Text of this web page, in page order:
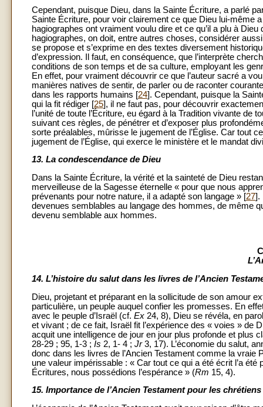
Cependant, puisque Dieu, dans la Sainte Écriture, a parlé
Sainte Écriture, pour voir clairement ce que Dieu lui-même
hagiographes ont vraiment voulu dire et ce qu’il a plu à
hagiographes, on doit, entre autres choses, considérer
se propose et s’exprime en des textes diversement
d’expression. Il faut, en conséquence, que l’interprète
conditions de son temps et de sa culture, employant les
En effet, pour vraiment découvrir ce que l’auteur sacré a
manières natives de sentir, de parler ou de raconter
dans les rapports humains [24]. Cependant, puisque la
qui la fit rédiger [25], il ne faut pas, pour découvrir
l’unité de toute l’Écriture, eu égard à la Tradition vivante de
suivant ces règles, de pénétrer et d’exposer plus
sorte préalables, mûrisse le jugement de l’Église. Car tout
jugement de l’Église, qui exerce le ministère et le mandat
13. La condescendance de Dieu
Dans la Sainte Écriture, la vérité et la sainteté de Dieu
merveilleuse de la Sagesse éternelle « pour que nous
prévenants pour notre nature, il a adapté son langage » [27].
devenues semblables au langage des hommes, de même
devenu semblable aux hommes.
14. L’histoire du salut dans les livres de l’Ancien
Dieu, projetant et préparant en la sollicitude de son amour
particulière, un peuple auquel confier les promesses. En
avec le peuple d’Israël (cf. Ex 24, 8), Dieu se révéla, en
et vivant ; de ce fait, Israël fit l’expérience des « voies » de
acquit une intelligence de jour en jour plus profonde et plus
28-29 ; 95, 1-3 ; Is 2, 1- 4 ; Jr3, 17). L’économie du salut,
donc dans les livres de l’Ancien Testament comme la
une valeur impérissable : « Car tout ce qui a été écrit l’a
Écritures, nous possédions l’espérance » (Rm 15, 4).
15. Importance de l’Ancien Testament pour les chrétiens